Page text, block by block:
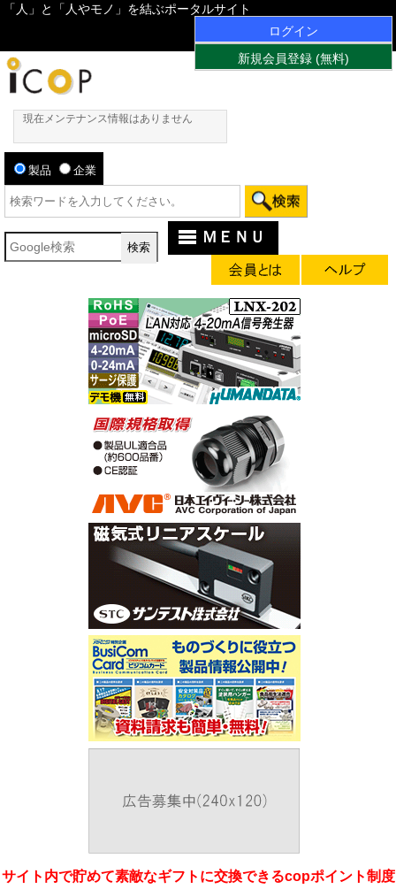
「人」と「人やモノ」を結ぶポータルサイト
ログイン
新規会員登録 (無料)
現在メンテナンス情報はありません
製品 企業
ＭＥＮＵ
サイト内で貯めて素敵なギフトに交換できるcopポイント制度